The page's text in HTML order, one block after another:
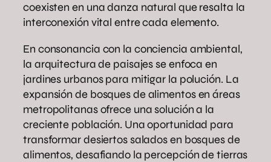
coexisten en una danza natural que resalta la
interconexión vital entre cada elemento.
En consonancia con la conciencia ambiental,
la arquitectura de paisajes se enfoca en
jardines urbanos para mitigar la polución. La
expansión de bosques de alimentos en áreas
metropolitanas ofrece una solución a la
creciente población. Una oportunidad para
transformar desiertos salados en bosques de
alimentos, desafiando la percepción de tierras